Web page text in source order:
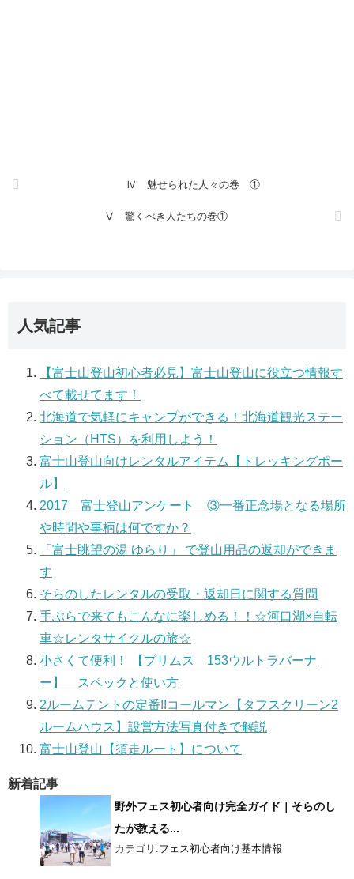
Ⅳ 魅せられた人々の巻 ①
Ⅴ 驚くべき人たちの巻①
人気記事
【富士山登山初心者必見】富士山登山に役立つ情報す
べて載せてます！
北海道で気軽にキャンプができる！北海道観光ステー
ション（HTS）を利用しよう！
富士山登山向けレンタルアイテム【トレッキングポー
ル】
2017 富士登山アンケート ③一番正念場となる場所
や時間や事柄は何ですか？
「富士眺望の湯 ゆらり」 で登山用品の返却ができま
す
そらのしたレンタルの受取・返却日に関する質問
手ぶらで来てもこんなに楽しめる！！☆河口湖×自転
車☆レンタサイクルの旅☆
小さくて便利！ 【プリムス 153ウルトラバーナ
ー】 スペックと使い方
2ルームテントの定番!!コールマン【タフスクリーン2
ルームハウス】設営方法写真付きで解説
富士山登山【須走ルート】について
新着記事
野外フェス初心者向け完全ガイド｜そらのし
たが教える...
カテゴリ:フェス初心者向け基本情報